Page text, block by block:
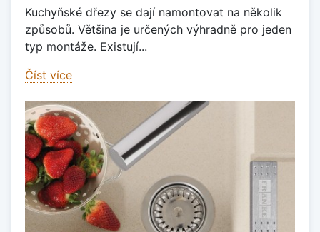
Kuchyňské dřezy se dají namontovat na několik
způsobů. Většina je určených výhradně pro jeden
typ montáže. Existují...
Číst více